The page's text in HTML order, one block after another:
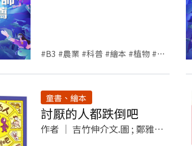
#B3 #農業 #科普 #繪本 #植物 #生活
童書、繪本
討厭的人都跌倒吧
作者 ｜ 吉竹伸介文.圖 ; 鄭雅云譯